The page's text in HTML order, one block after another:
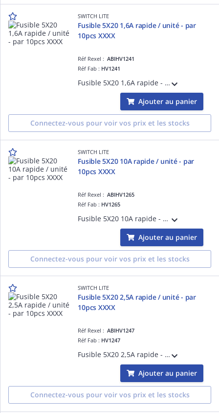
SWITCH LITE
Fusible 5X20 1,6A rapide / unité - par
10pcs XXXX
Réf Rexel :ABIHV1241
Réf Fab : HV1241
Fusible 5X20 1,6A rapide - Tarifé à l'unité, vendu par colisage 10pcs
Ajouter au panier
Connectez-vous pour voir vos prix et les stocks
SWITCH LITE
Fusible 5X20 10A rapide / unité - par
10pcs XXXX
Réf Rexel :ABIHV1265
Réf Fab : HV1265
Fusible 5X20 10A rapide - Tarifé à l'unité, vendu par colisage 10pcs
Ajouter au panier
Connectez-vous pour voir vos prix et les stocks
SWITCH LITE
Fusible 5X20 2,5A rapide / unité - par
10pcs XXXX
Réf Rexel :ABIHV1247
Réf Fab : HV1247
Fusible 5X20 2,5A rapide - Tarifé à l'unité, vendu par colisage 10pcs
Ajouter au panier
Connectez-vous pour voir vos prix et les stocks